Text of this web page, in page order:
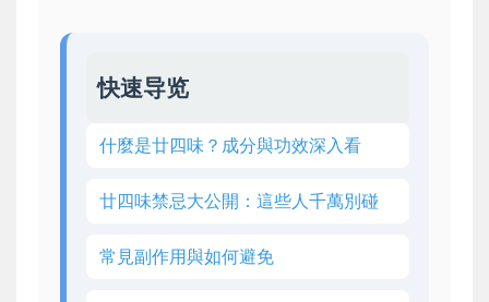
快速导览
什麼是廿四味？成分與功效深入看
廿四味禁忌大公開：這些人千萬別碰
常見副作用與如何避免